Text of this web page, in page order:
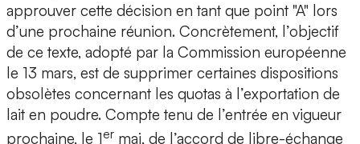
approuver cette décision en tant que point "A" lors
d’une prochaine réunion. Concrètement, l’objectif
de ce texte, adopté par la Commission européenne
le 13 mars, est de supprimer certaines dispositions
obsolètes concernant les quotas à l’exportation de
lait en poudre. Compte tenu de l’entrée en vigueur
prochaine, le 1er mai, de l’accord de libre-échange